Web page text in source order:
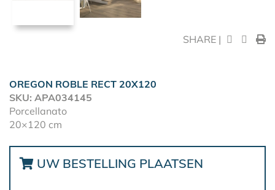
SHARE |
OREGON ROBLE RECT 20X120
SKU: APA034145
Porcellanato
20×120 cm
UW BESTELLING PLAATSEN